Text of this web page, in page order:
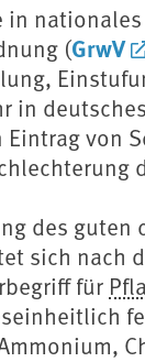
(GrwV
in
von
des guten
sich nach
für